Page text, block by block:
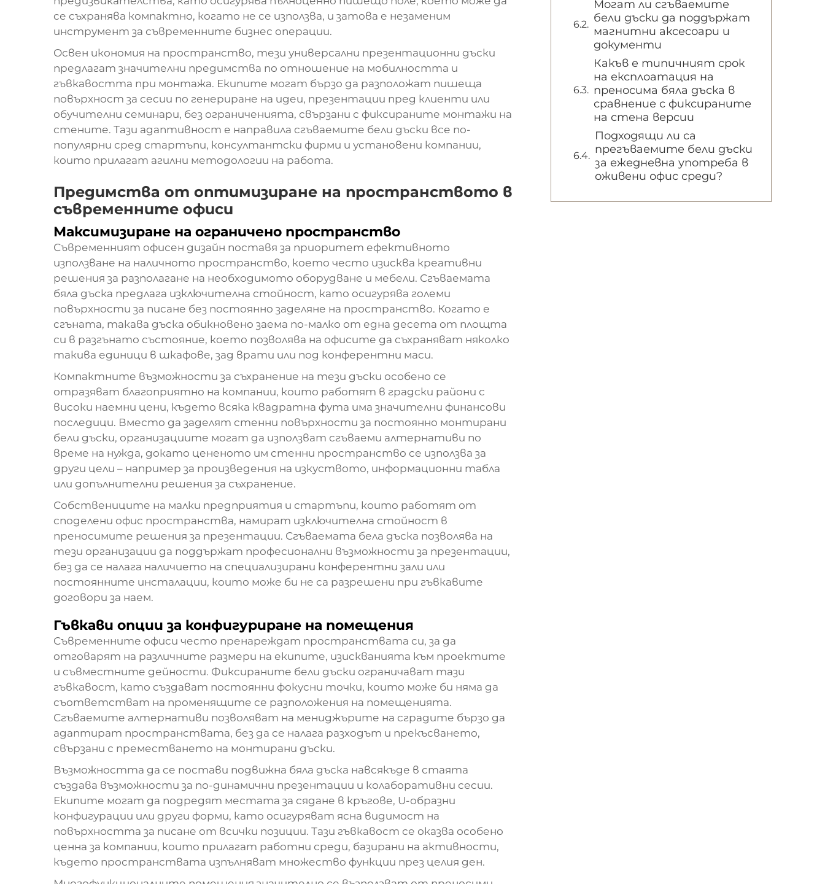
се съхранява компактно, когато не се използва, и затова е незаменим
инструмент за съвременните бизнес операции.
Освен икономия на пространство, тези универсални презентационни дъски
предлагат значителни предимства по отношение на мобилността и
гъвкавостта при монтажа. Екипите могат бързо да разположат пишеща
повърхност за сесии по генериране на идеи, презентации пред клиенти или
обучителни семинари, без ограниченията, свързани с фиксираните монтажи на
стените. Тази адаптивност е направила сгъваемите бели дъски все по-
популярни сред стартъпи, консултантски фирми и установени компании,
които прилагат агилни методологии на работа.
Предимства от оптимизиране на пространството в
съвременните офиси
Максимизиране на ограничено пространство
Съвременният офисен дизайн поставя за приоритет ефективното
използване на наличното пространство, което често изисква креативни
решения за разполагане на необходимото оборудване и мебели. Сгъваемата
бяла дъска предлага изключителна стойност, като осигурява големи
повърхности за писане без постоянно заделяне на пространство. Когато е
сгъната, такава дъска обикновено заема по-малко от една десета от площта
си в разгънато състояние, което позволява на офисите да съхраняват няколко
такива единици в шкафове, зад врати или под конферентни маси.
Компактните възможности за съхранение на тези дъски особено се
отразяват благоприятно на компании, които работят в градски райони с
високи наемни цени, където всяка квадратна фута има значителни финансови
последици. Вместо да заделят стенни повърхности за постоянно монтирани
бели дъски, организациите могат да използват сгъваеми алтернативи по
време на нужда, докато цененото им стенни пространство се използва за
други цели – например за произведения на изкуството, информационни табла
или допълнителни решения за съхранение.
Собствениците на малки предприятия и стартъпи, които работят от
споделени офис пространства, намират изключителна стойност в
преносимите решения за презентации. Сгъваемата бела дъска позволява на
тези организации да поддържат професионални възможности за презентации,
без да се налага наличието на специализирани конферентни зали или
постоянните инсталации, които може би не са разрешени при гъвкавите
договори за наем.
Гъвкави опции за конфигуриране на помещения
Съвременните офиси често пренареждат пространствата си, за да
отговарят на различните размери на екипите, изискванията към проектите
и съвместните дейности. Фиксираните бели дъски ограничават тази
гъвкавост, като създават постоянни фокусни точки, които може би няма да
съответстват на променящите се разположения на помещенията.
Сгъваемите алтернативи позволяват на мениджърите на сградите бързо да
адаптират пространствата, без да се налага разходът и прекъсването,
свързани с преместването на монтирани дъски.
Възможността да се постави подвижна бяла дъска навсякъде в стаята
създава възможности за по-динамични презентации и колаборативни сесии.
Екипите могат да подредят местата за сядане в кръгове, U-образни
конфигурации или други форми, като осигуряват ясна видимост на
повърхността за писане от всички позиции. Тази гъвкавост се оказва особено
ценна за компании, които прилагат работни среди, базирани на активности,
където пространствата изпълняват множество функции през целия ден.
Могат ли сгъваемите
бели дъски да поддържат
магнитни аксесоари и
документи
Какъв е типичният срок
на експлоатация на
преносима бяла дъска в
сравнение с фиксираните
на стена версии
Подходящи ли са
прегъваемите бели дъски
за ежедневна употреба в
оживени офис среди?